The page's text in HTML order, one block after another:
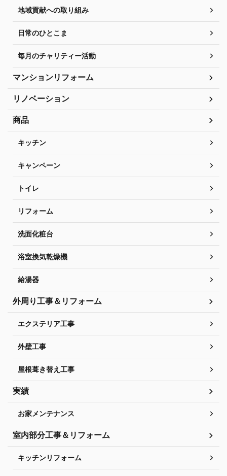
地域貢献への取り組み
日常のひとこま
毎月のチャリティー活動
マンションリフォーム
リノベーション
商品
キッチン
キャンペーン
トイレ
リフォーム
洗面化粧台
浴室換気乾燥機
給湯器
外周り工事＆リフォーム
エクステリア工事
外壁工事
屋根葺き替え工事
実績
お家メンテナンス
室内部分工事＆リフォーム
キッチンリフォーム